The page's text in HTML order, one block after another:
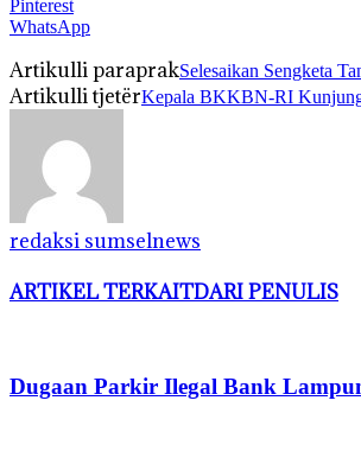
Pinterest
WhatsApp
Artikulli paraprakSelesaikan Sengketa
Artikulli tjetërKepala BKKBN-RI
redaksi sumselnews
ARTIKEL TERKAITDARI PENULIS
Dugaan Parkir Ilegal Bank